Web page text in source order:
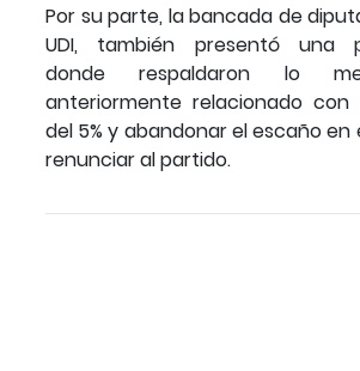
Por su parte, la bancada de
UDI, también presentó una
donde respaldaron lo
anteriormente relacionado con
del 5% y abandonar el escaño en
renunciar al partido.